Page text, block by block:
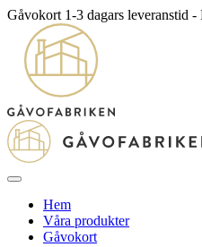
Gåvokort 1-3 dagars leveranstid
Hem
Våra produkter
Gåvokort